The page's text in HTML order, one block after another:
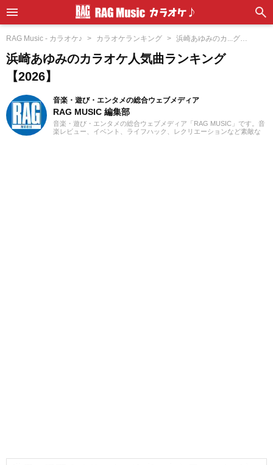
RAG Music - カラオケ♪ カラオケランキング
浜崎あゆみのカ...グ
【2026】
浜崎あゆみのカラオケ人気曲ランキング
【2026】
音楽・遊び・エンタメの総合ウェブメディア
RAG MUSIC 編集部
音楽・遊び・エンタメの総合ウェブメディア「RAG MUSIC」です。音
楽レビュー、イベント、ライフハック、レクリエーションなど素敵な